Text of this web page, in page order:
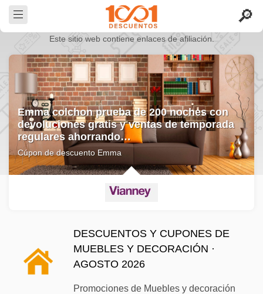
Este sitio web contiene enlaces de afiliación.
Cupón Vianney: 10% de descuento en todo
Cúpon de descuento Vianney
DESCUENTOS Y CUPONES DE
MUEBLES Y DECORACIÓN ·
AGOSTO 2026
Promociones de Muebles y decoración